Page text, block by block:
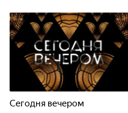
Сегодня вечером